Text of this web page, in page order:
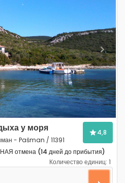
Next
у моря
- Pašman / 11391
4,8
отмена (14 дней до прибытия)
Количество единиц: 1
Кобильяк - Kobiljak, Пашман